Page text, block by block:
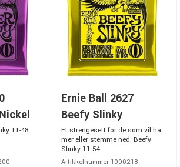
11-48
Ernie Ball 2627
Beefy Slinky
Et strengesett for de som vil ha
mer eller stemme ned. Beefy
Slinky 11-54
Artikkelnummer 1000218